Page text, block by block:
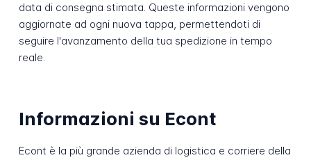
data di consegna stimata. Queste informazioni vengono
aggiornate ad ogni nuova tappa, permettendoti di
seguire l'avanzamento della tua spedizione in tempo
reale.
Informazioni su Econt
Econt è la più grande azienda di logistica e corriere della